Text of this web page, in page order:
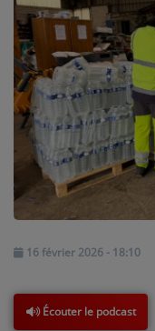
MÉDIAS
PODCASTS - SAISON
NOS PROGRAMMES
ARCHIVES - SAISONS
VOS ÉMISSIONS EN
PHOTOS
ANNONCEURS &
VOTRE PUBLICITÉ SUR
LOCATION DE STUDIOS
16 février 2026 - 18:10
Écouter le podcast